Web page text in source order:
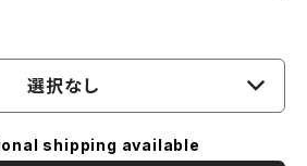
選択なし
shipping available